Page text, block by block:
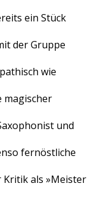
ein Stück
der Gruppe
wie
magischer
und
fernöstliche
Kritik als »Meister